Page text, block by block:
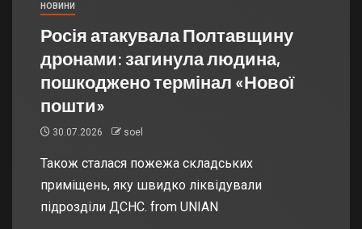
НОВИНИ
Росія атакувала Полтавщину
дронами: загинула людина,
пошкоджено термінал «Нової
пошти»
30.07.2026 soel
Також сталася пожежа складських
приміщень, яку швидко ліквідували
підрозділи ДСНС. from UNIAN